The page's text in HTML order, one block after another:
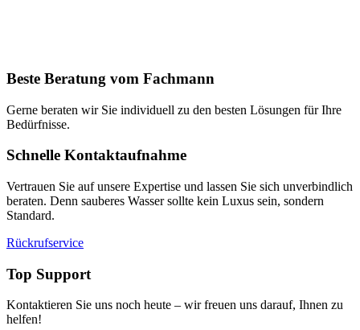
Beste Beratung vom Fachmann
Gerne beraten wir Sie individuell zu den besten Lösungen für Ihre
Bedürfnisse.
Schnelle Kontaktaufnahme
Vertrauen Sie auf unsere Expertise und lassen Sie sich unverbindlich
beraten. Denn sauberes Wasser sollte kein Luxus sein, sondern
Standard.
Rückrufservice
Top Support
Kontaktieren Sie uns noch heute – wir freuen uns darauf, Ihnen zu
helfen!